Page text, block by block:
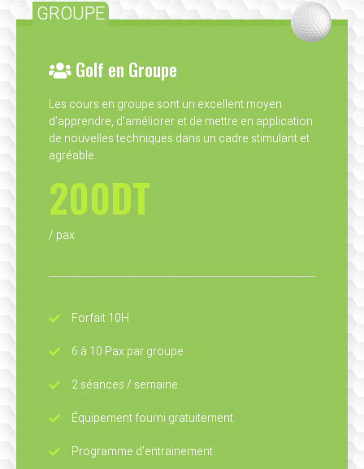
GROUPE
Golf en Groupe
Les cours en groupe sont un excellent moyen
d’apprendre, d'améliorer et de mettre en application
de nouvelles techniques dans un cadre stimulant et
agréable.
200DT
/ pax
Forfait 10H
6 à 10 Pax par groupe
2 séances / semaine
Équipement fourni gratuitement
Programme d'entrainement